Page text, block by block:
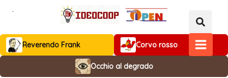
MAIN
Reverendo Frank Corvo rosso
Occhio al degrado